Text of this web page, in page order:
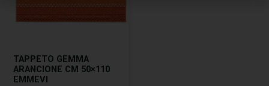
TAPPETO GEMMA
ARANCIONE CM 50×110
EMMEVI